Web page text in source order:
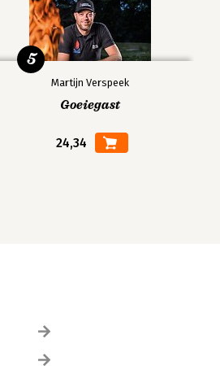
Martijn Verspeek
Goeiegast
24,34
5